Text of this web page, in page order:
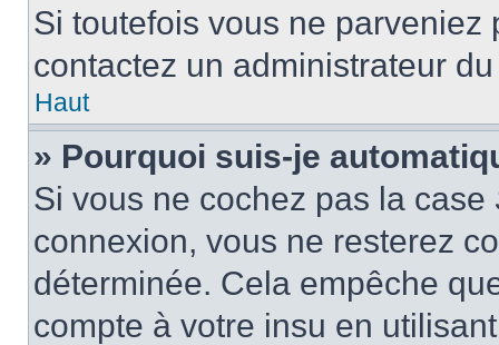
Si toutefois vous ne
contactez un administrateur
Haut
» Pourquoi suis-je
Si vous ne cochez pas la case
connexion, vous ne resterez
déterminée. Cela empêche
compte à votre insu en